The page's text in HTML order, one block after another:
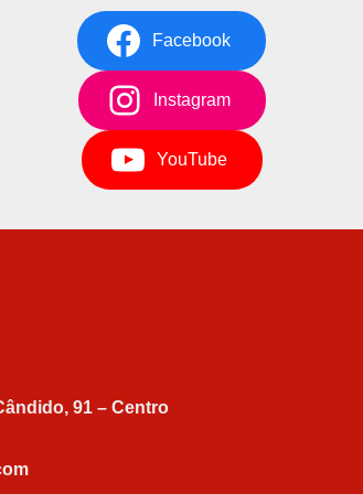
Facebook
Instagram
YouTube
91 – Centro